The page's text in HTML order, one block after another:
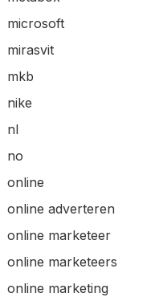
microsoft
mirasvit
mkb
nike
nl
no
online
online adverteren
online marketeer
online marketeers
online marketing